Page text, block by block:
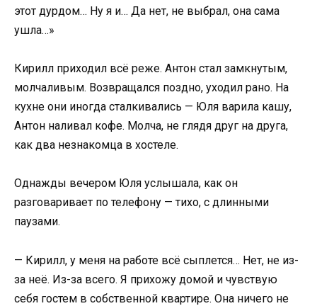
этот дурдом… Ну я и… Да нет, не выбрал, она сама
ушла…»
Кирилл приходил всё реже. Антон стал замкнутым,
молчаливым. Возвращался поздно, уходил рано. На
кухне они иногда сталкивались — Юля варила кашу,
Антон наливал кофе. Молча, не глядя друг на друга,
как два незнакомца в хостеле.
Однажды вечером Юля услышала, как он
разговаривает по телефону — тихо, с длинными
паузами.
— Кирилл, у меня на работе всё сыплется… Нет, не из-
за неё. Из-за всего. Я прихожу домой и чувствую
себя гостем в собственной квартире. Она ничего не